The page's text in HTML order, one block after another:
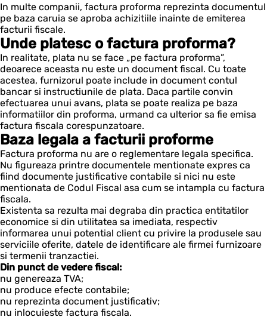
In multe companii, factura proforma reprezinta documentul
pe baza caruia se aproba achizitiile inainte de emiterea
facturii fiscale.
Unde platesc o factura proforma?
In realitate, plata nu se face „pe factura proforma”,
deoarece aceasta nu este un document fiscal. Cu toate
acestea, furnizorul poate include in document contul
bancar si instructiunile de plata. Daca partile convin
efectuarea unui avans, plata se poate realiza pe baza
informatiilor din proforma, urmand ca ulterior sa fie emisa
factura fiscala corespunzatoare.
Baza legala a facturii proforme
Factura proforma nu are o reglementare legala specifica.
Nu figureaza printre documentele mentionate expres ca
fiind documente justificative contabile si nici nu este
mentionata de Codul Fiscal asa cum se intampla cu factura
fiscala.
Existenta sa rezulta mai degraba din practica entitatilor
economice si din utilitatea sa imediata, respectiv
informarea unui potential client cu privire la produsele sau
serviciile oferite, datele de identificare ale firmei furnizoare
si termenii tranzactiei.
Din punct de vedere fiscal:
nu genereaza TVA;
nu produce efecte contabile;
nu reprezinta document justificativ;
nu inlocuieste factura fiscala.